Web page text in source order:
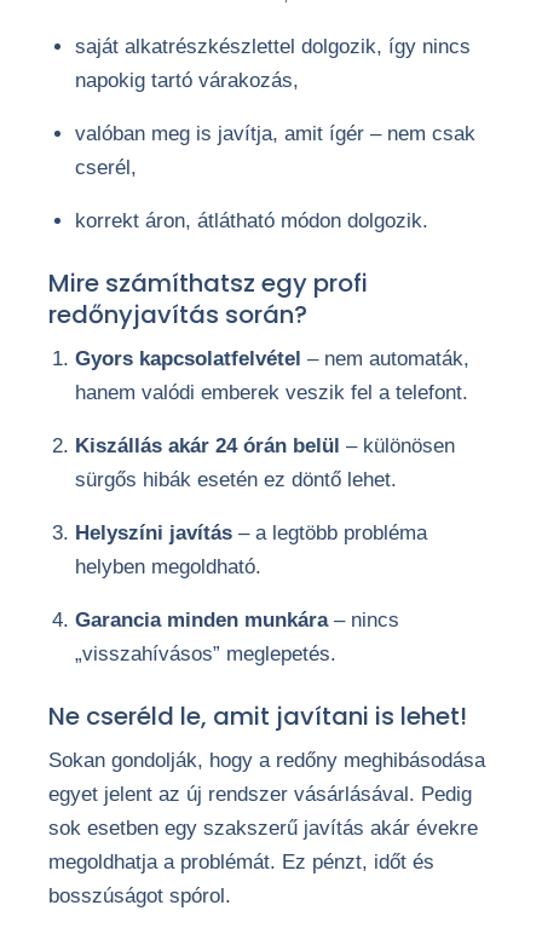
saját alkatrészkészlettel dolgozik, így nincs
napokig tartó várakozás,
valóban meg is javítja, amit ígér – nem csak
cserél,
korrekt áron, átlátható módon dolgozik.
Mire számíthatsz egy profi
redőnyjavítás során?
Gyors kapcsolatfelvétel – nem automaták,
hanem valódi emberek veszik fel a telefont.
Kiszállás akár 24 órán belül – különösen
sürgős hibák esetén ez döntő lehet.
Helyszíni javítás – a legtöbb probléma
helyben megoldható.
Garancia minden munkára– nincs
„visszahívásos” meglepetés.
Ne cseréld le, amit javítani is lehet!
Sokan gondolják, hogy a redőny meghibásodása
egyet jelent az új rendszer vásárlásával. Pedig
sok esetben egy szakszerű javítás akár évekre
megoldhatja a problémát. Ez pénzt, időt és
bosszúságot spórol.